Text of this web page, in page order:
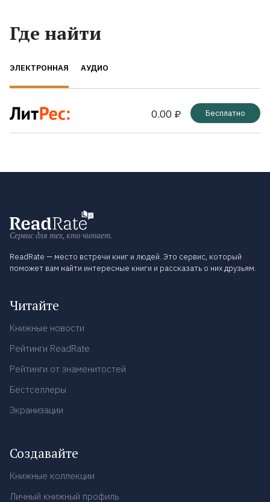
Где найти
ЭЛЕКТРОННАЯ АУДИО
0.00 ₽ Бесплатно
Сервис для тех, кто читает.
ReadRate — место встречи книг и людей. Это сервис, который
поможет вам найти интересные книги и рассказать о них друзьям.
Читайте
Книжные новости
Рейтинги ReadRate
Рейтинги от знаменитостей
Бестселлеры
Экранизации
Создавайте
Книжные коллекции
Личный книжный профиль